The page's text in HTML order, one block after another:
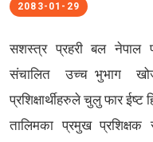
2083-01-29
सशस्त्र प्रहरी बल नेपाल
संचालित उच्च भुभाग खोज
प्रशिक्षार्थीहरुले चुलु फार
तालिमका प्रमुख प्रशिक्षक